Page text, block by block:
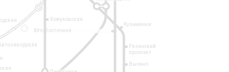
14
Кузьминки
Рязанский
проспект
Выхино
Кожуховская
Юго-Восточная